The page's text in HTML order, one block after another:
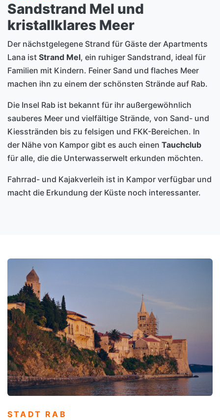
Sandstrand Mel und
kristallklares Meer
Der nächstgelegene Strand für Gäste der Apartments
Lana ist Strand Mel, ein ruhiger Sandstrand, ideal für
Familien mit Kindern. Feiner Sand und flaches Meer
machen ihn zu einem der schönsten Strände auf Rab.
Die Insel Rab ist bekannt für ihr außergewöhnlich
sauberes Meer und vielfältige Strände, von Sand- und
Kiesstränden bis zu felsigen und FKK-Bereichen. In
der Nähe von Kampor gibt es auch einen Tauchclub
für alle, die die Unterwasserwelt erkunden möchten.
Fahrrad- und Kajakverleih ist in Kampor verfügbar und
macht die Erkundung der Küste noch interessanter.
STADT RAB